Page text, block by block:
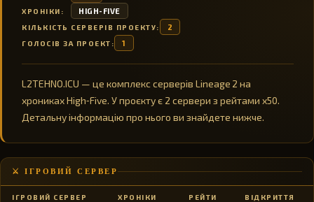
ХРОНІКИ: HIGH-FIVE
КІЛЬКІСТЬ СЕРВЕРІВ ПРОЕКТУ: 2
ГОЛОСІВ ЗА ПРОЕКТ: 1
L2TEHNO.ICU — це комплекс серверів Lineage 2 на
хрониках High‑Five. У проєкту є 2 сервери з рейтами x50.
Детальну інформацію про нього ви знайдете нижче.
⚔️ ІГРОВИЙ СЕРВЕР
ІГРОВИЙ СЕРВЕР ХРОНІКИ РЕЙТИ ВІДКРИТТЯ